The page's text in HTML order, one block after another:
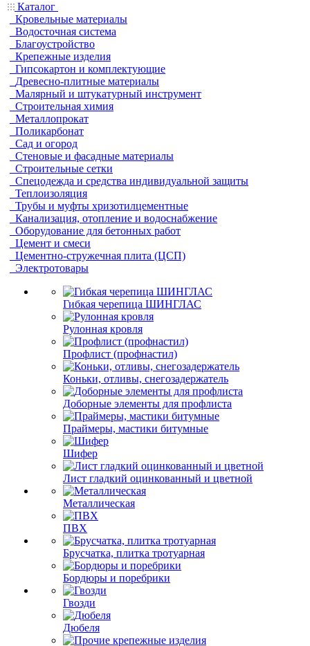
Каталог
Кровельные материалы
Водосточная система
Благоустройство
Крепежные изделия
Гипсокартон и комплектующие
Древесно-плитные материалы
Малярный и штукатурный инструмент
Строительная химия
Металлопрокат
Поликарбонат
Сад и огород
Стеновые и фасадные материалы
Строительные сетки
Спецодежда и средства индивидуальной защиты
Теплоизоляция
Трубы и муфты хризотилцементные
Канализация, отопление и водоснабжение
Оборудование для бетонных работ
Цемент и смеси
Цементно-стружечная плита (ЦСП)
Электротовары
Гибкая черепица ШИНГЛАС
Рулонная кровля
Профлист (профнастил)
Коньки, отливы, снегозадержатель
Доборные элементы для профлиста
Праймеры, мастики битумные
Шифер
Лист гладкий оцинкованный и цветной
Металлическая
ПВХ
Брусчатка, плитка тротуарная
Бордюры и поребрики
Гвозди
Дюбеля